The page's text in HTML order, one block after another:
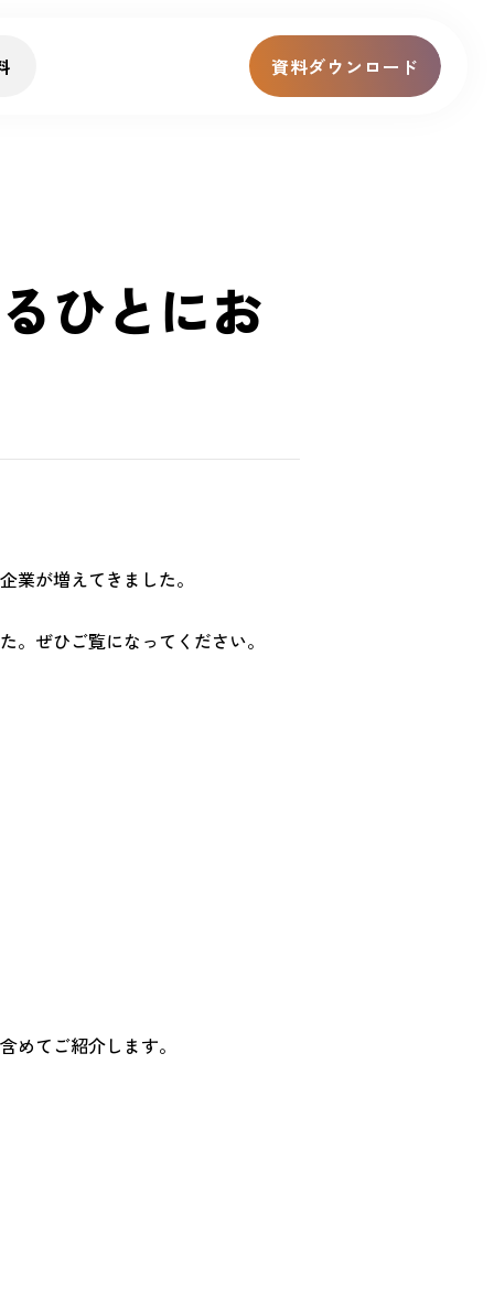
資料ダウンロード
ひとにお
業が増えてきました。
ぜひご覧になってください。
めてご紹介します。